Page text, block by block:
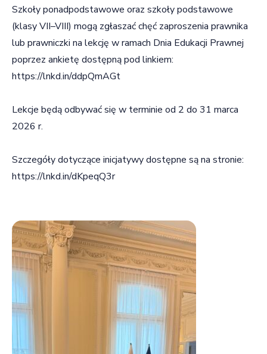
Szkoły ponadpodstawowe oraz szkoły podstawowe
(klasy VII–VIII) mogą zgłaszać chęć zaproszenia prawnika
lub prawniczki na lekcję w ramach Dnia Edukacji Prawnej
poprzez ankietę dostępną pod linkiem:
https://lnkd.in/ddpQmAGt
Lekcje będą odbywać się w terminie od 2 do 31 marca
2026 r.
Szczegóły dotyczące inicjatywy dostępne są na stronie:
https://lnkd.in/dKpeqQ3r